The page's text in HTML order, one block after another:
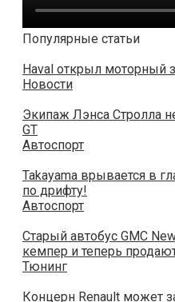
Популярные статьи
Haval открыл моторный
Новости
Экипаж Лэнса Стролла
GT
Автоспорт
Takayama врывается в
по дрифту!
Автоспорт
Старый автобус GMC
кемпер и теперь
Тюнинг
Концерн Renault может